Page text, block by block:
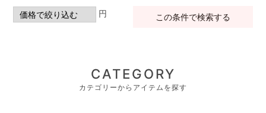
円 この条件で検索する
CATEGORY
カテゴリーからアイテムを探す